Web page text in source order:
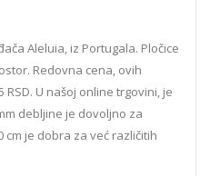
Aleluia, iz Portugala. Pločice
Redovna cena, ovih
U našoj online trgovini, je
debljine je dovoljno za
cm je dobra za već različitih